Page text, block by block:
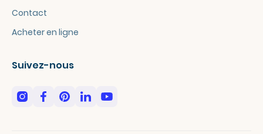
Contact
Acheter en ligne
Suivez-nous